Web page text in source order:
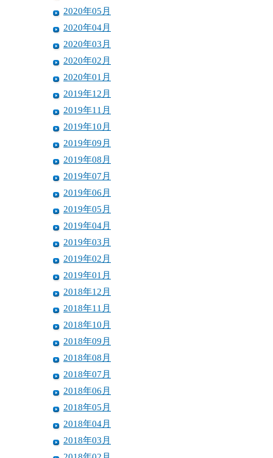
2020年05月
2020年04月
2020年03月
2020年02月
2020年01月
2019年12月
2019年11月
2019年10月
2019年09月
2019年08月
2019年07月
2019年06月
2019年05月
2019年04月
2019年03月
2019年02月
2019年01月
2018年12月
2018年11月
2018年10月
2018年09月
2018年08月
2018年07月
2018年06月
2018年05月
2018年04月
2018年03月